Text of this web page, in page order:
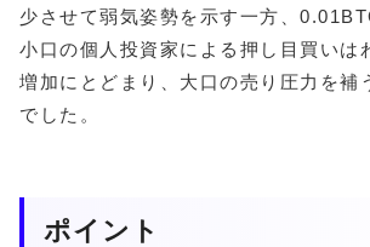
少させて弱気姿勢を示す一方、
小口の個人投資家による押し目買いは
増加にとどまり、大口の売り圧力を補
でした。
ポイント